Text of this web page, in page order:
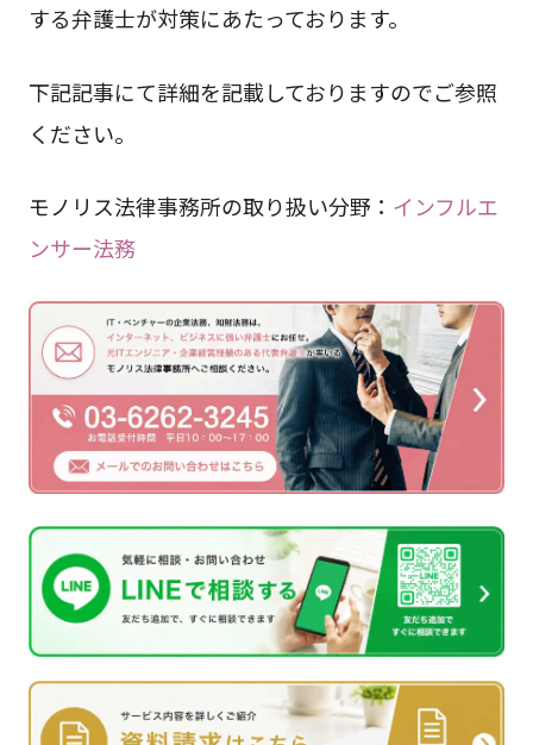
する弁護士が対策にあたっております。
下記記事にて詳細を記載しておりますのでご参照
ください。
モノリス法律事務所の取り扱い分野： インフルエ
ンサー法務